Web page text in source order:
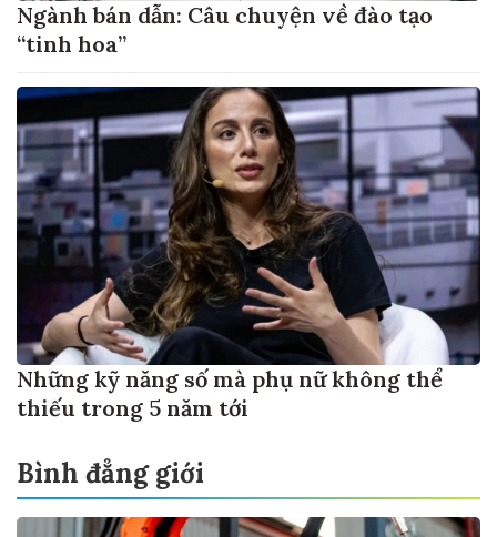
Ngành bán dẫn: Câu chuyện về đào tạo
“tinh hoa”
Những kỹ năng số mà phụ nữ không thể
thiếu trong 5 năm tới
Bình đẳng giới